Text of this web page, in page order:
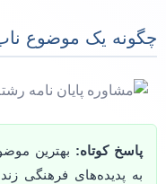
چگونه یک موضوع
پاسخ کوتاه: بهترین
به پدیده‌های فرهنگی